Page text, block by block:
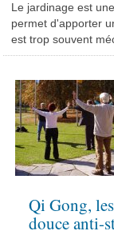
Le jardinage est
permet d'apporter
est trop souvent
Qi Gong,
douce anti-